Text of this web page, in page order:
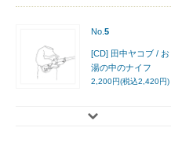
No. 5
[CD] 田中ヤコブ / お
湯の中のナイフ
2,200円(税込2,420円)